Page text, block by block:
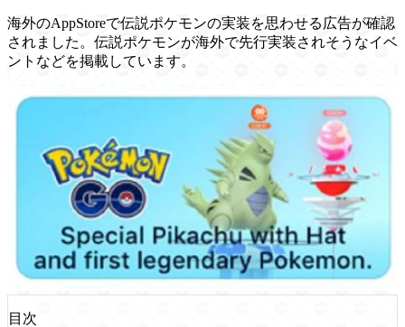
海外のAppStoreで伝説ポケモンの実装を思わせる広告が確認
されました。伝説ポケモンが海外で先行実装されそうなイベ
ントなどを掲載しています。
目次